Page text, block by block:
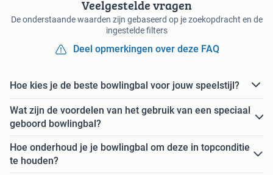
Veelgestelde vragen
De onderstaande waarden zijn gebaseerd op je zoekopdracht en de
ingestelde filters
Deel opmerkingen over deze FAQ
Hoe kies je de beste bowlingbal voor jouw speelstijl?
Wat zijn de voordelen van het gebruik van een speciaal
geboord bowlingbal?
Hoe onderhoud je je bowlingbal om deze in topconditie
te houden?